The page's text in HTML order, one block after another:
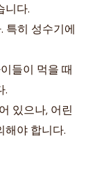
니다.
특히 성수기에
들이 먹을 때
.
있으나, 어린
해야 합니다.